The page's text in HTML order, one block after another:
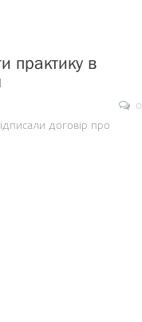
практику в
0
договір про